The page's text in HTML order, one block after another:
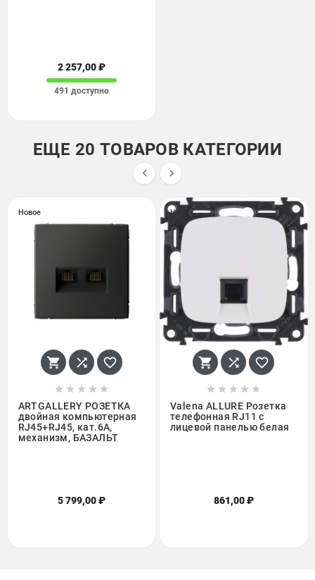
2 257,00 ₽
491 доступно
ЕЩЕ 20 ТОВАРОВ КАТЕГОРИИ
 
Новое
  
    
ARTGALLERY РОЗЕТКА
двойная компьютерная
RJ45+RJ45, кат.6А,
механизм, БАЗАЛЬТ
5 799,00 ₽
Новое
  
    
Valena ALLURE Розетка
телефонная RJ11 с
лицевой панелью белая
861,00 ₽